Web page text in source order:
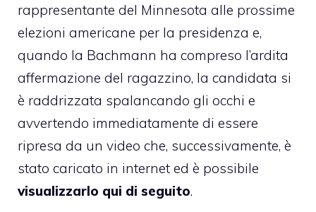
rappresentante del Minnesota alle prossime
elezioni americane per la presidenza e,
quando la Bachmann ha compreso l’ardita
affermazione del ragazzino, la candidata si
è raddrizzata spalancando gli occhi e
avvertendo immediatamente di essere
ripresa da un video che, successivamente, è
stato caricato in internet ed è possibile
visualizzarlo qui di seguito.